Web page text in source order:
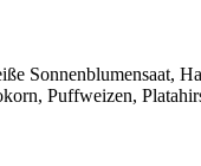
Sonnenblumensaat,
Puffweizen,